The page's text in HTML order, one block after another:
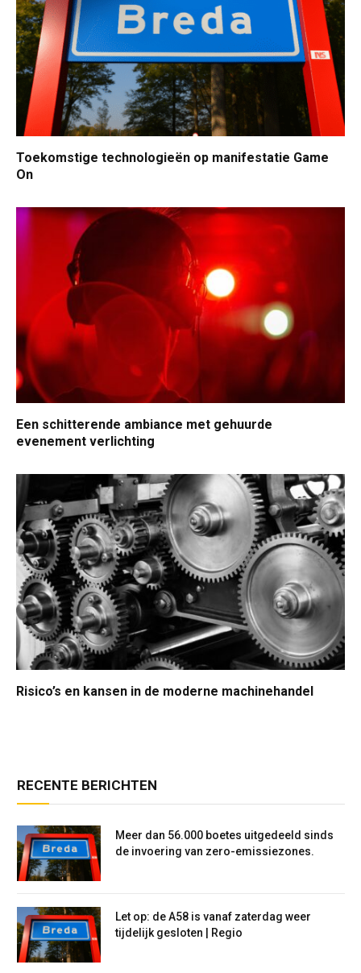
Toekomstige technologieën op manifestatie Game
On
Een schitterende ambiance met gehuurde
evenement verlichting
Risico’s en kansen in de moderne machinehandel
RECENTE BERICHTEN
Meer dan 56.000 boetes uitgedeeld sinds
de invoering van zero-emissiezones.
Let op: de A58 is vanaf zaterdag weer
tijdelijk gesloten | Regio